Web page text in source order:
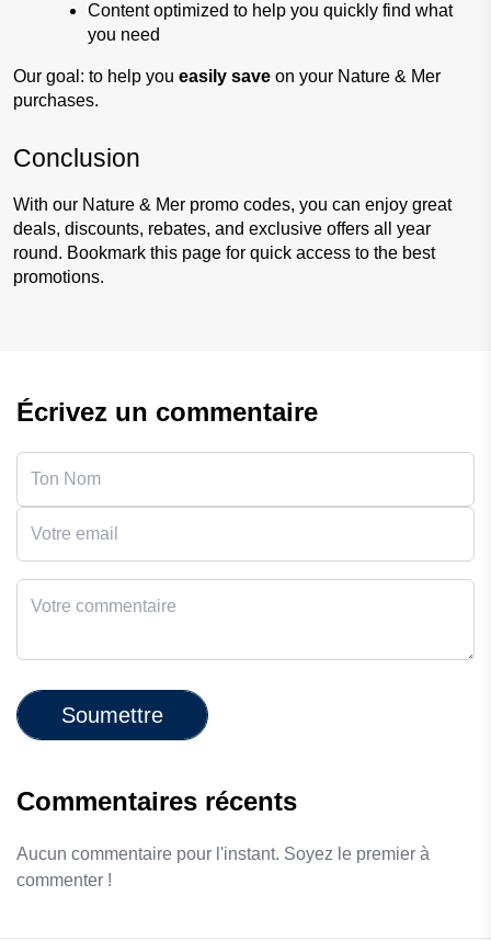
Content optimized to help you quickly find what
you need
Our goal: to help you easily save on your Nature & Mer
purchases.
Conclusion
With our Nature & Mer promo codes, you can enjoy great
deals, discounts, rebates, and exclusive offers all year
round. Bookmark this page for quick access to the best
promotions.
Écrivez un commentaire
Soumettre
Commentaires récents
Aucun commentaire pour l'instant. Soyez le premier à
commenter !